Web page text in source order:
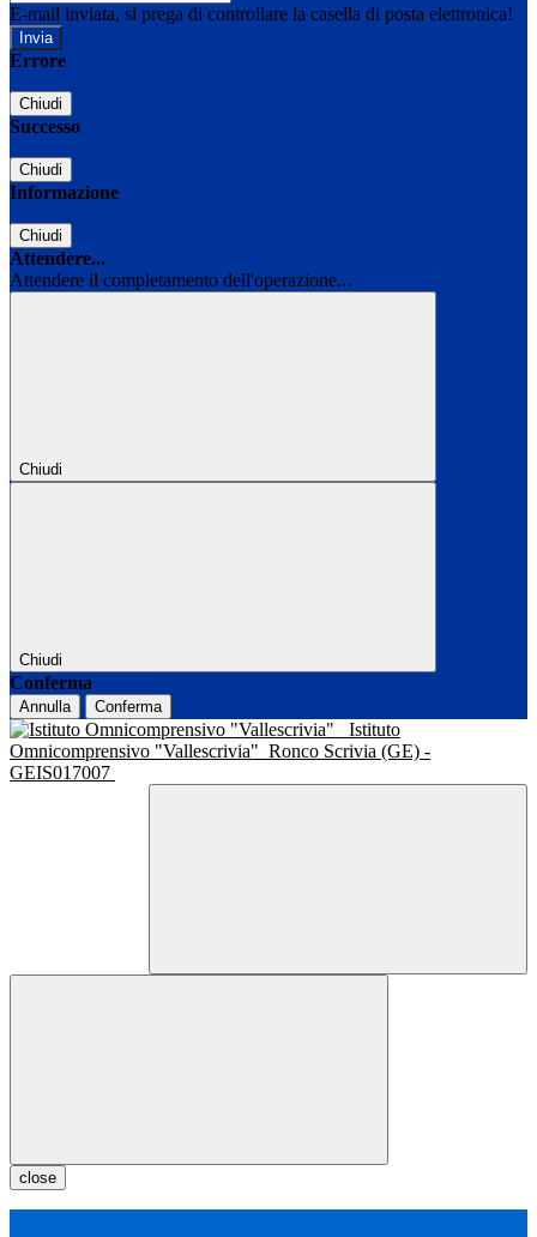
E-mail inviata, si prega di controllare la casella di posta elettronica!
Errore
Chiudi
Successo
Chiudi
Informazione
Chiudi
Attendere...
Attendere il completamento dell'operazione...
Chiudi
Chiudi
Conferma
Annulla Conferma
Istituto
Omnicomprensivo "Vallescrivia" Ronco Scrivia (GE) -
GEIS017007
close